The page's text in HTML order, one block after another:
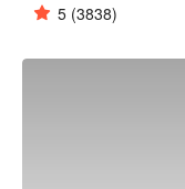
5 (3838)